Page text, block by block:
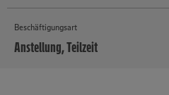
Beschäftigungsart
Anstellung, Teilzeit